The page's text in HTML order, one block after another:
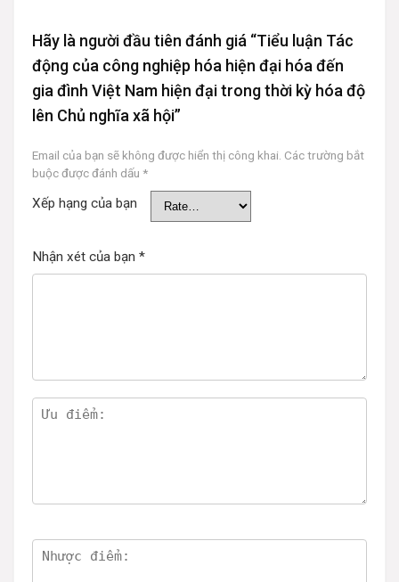
Hãy là người đầu tiên đánh giá “Tiểu luận Tác
động của công nghiệp hóa hiện đại hóa đến
gia đình Việt Nam hiện đại trong thời kỳ hóa độ
lên Chủ nghĩa xã hội”
Email của bạn sẽ không được hiển thị công khai. Các trường bắt
buộc được đánh dấu *
Xếp hạng của bạn
Nhận xét của bạn *